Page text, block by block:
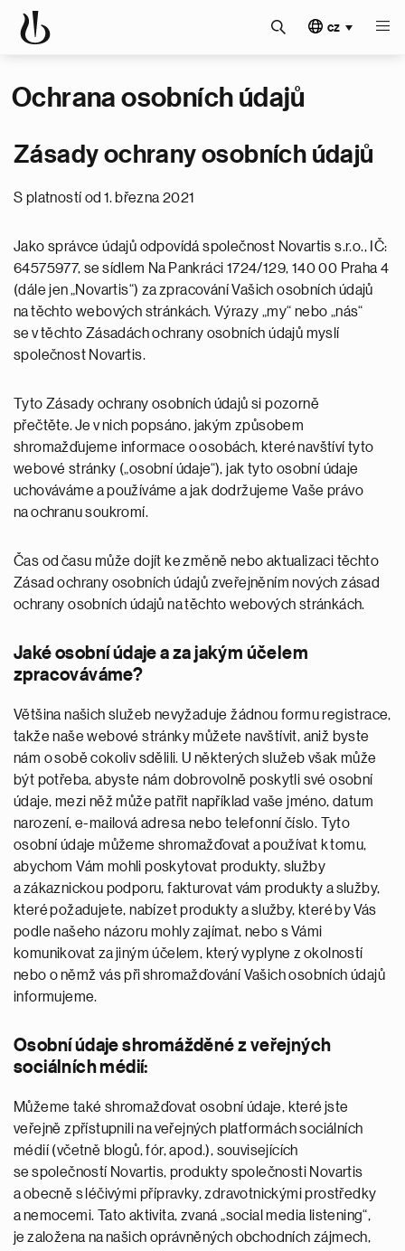
cz
Ochrana osobních údajů
Zásady ochrany osobních údajů
S platností od 1. března 2021
Jako správce údajů odpovídá společnost Novartis s.r.o., IČ:
64575977, se sídlem Na Pankráci 1724/129, 140 00 Praha 4
(dále jen „Novartis“) za zpracování Vašich osobních údajů
na těchto webových stránkách. Výrazy „my“ nebo „nás“
se v těchto Zásadách ochrany osobních údajů myslí
společnost Novartis.
Tyto Zásady ochrany osobních údajů si pozorně
přečtěte. Je v nich popsáno, jakým způsobem
shromažďujeme informace o osobách, které navštíví tyto
webové stránky („osobní údaje“), jak tyto osobní údaje
uchováváme a používáme a jak dodržujeme Vaše právo
na ochranu soukromí.
Čas od času může dojít ke změně nebo aktualizaci těchto
Zásad ochrany osobních údajů zveřejněním nových zásad
ochrany osobních údajů na těchto webových stránkách.
Jaké osobní údaje a za jakým účelem
zpracováváme?
Většina našich služeb nevyžaduje žádnou formu registrace,
takže naše webové stránky můžete navštívit, aniž byste
nám o sobě cokoliv sdělili. U některých služeb však může
být potřeba, abyste nám dobrovolně poskytli své osobní
údaje, mezi něž může patřit například vaše jméno, datum
narození, e-mailová adresa nebo telefonní číslo. Tyto
osobní údaje můžeme shromažďovat a používat k tomu,
abychom Vám mohli poskytovat produkty, služby
a zákaznickou podporu, fakturovat vám produkty a služby,
které požadujete, nabízet produkty a služby, které by Vás
podle našeho názoru mohly zajímat, nebo s Vámi
komunikovat za jiným účelem, který vyplyne z okolností
nebo o němž vás při shromažďování Vašich osobních údajů
informujeme.
Osobní údaje shromážděné z veřejných
sociálních médií:
Můžeme také shromažďovat osobní údaje, které jste
veřejně zpřístupnili na veřejných platformách sociálních
médií (včetně blogů, fór, apod.), souvisejících
se společností Novartis, produkty společnosti Novartis
a obecně s léčivými přípravky, zdravotnickými prostředky
a nemocemi. Tato aktivita, zvaná „social media listening“,
je založena na našich oprávněných obchodních zájmech,